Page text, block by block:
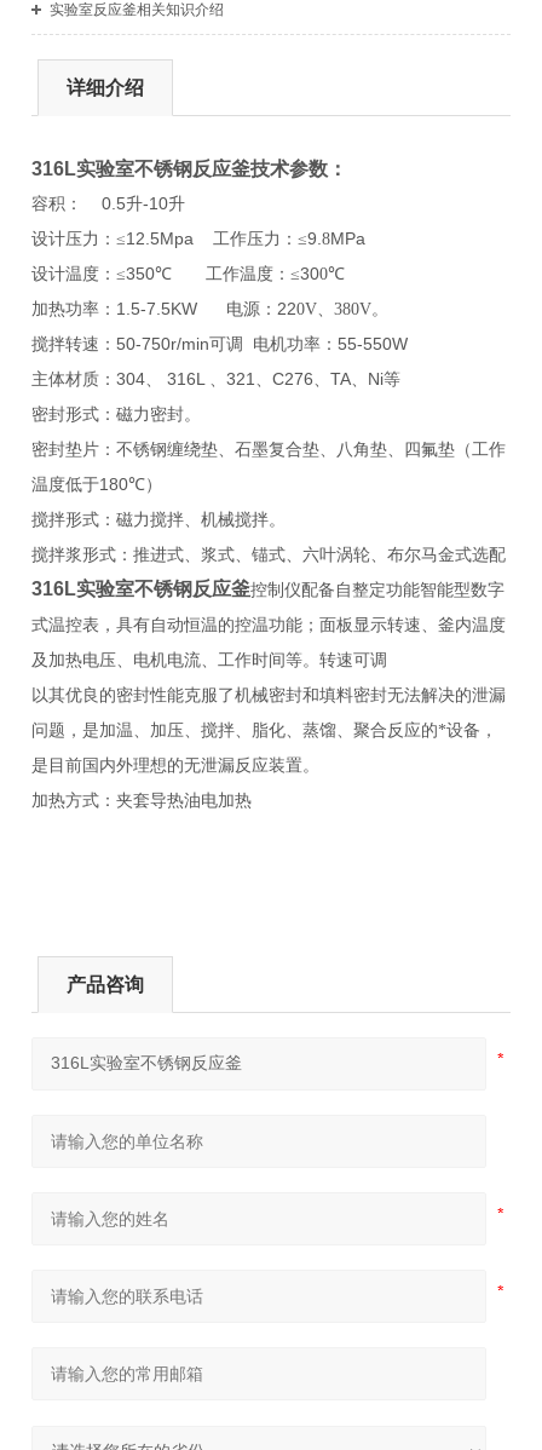
实验室反应釜相关知识介绍
详细介绍
316L实验室不锈钢反应釜技术参数：
容积： 0.5升-10升
设计压力：≤12.5Mpa工作压力：≤9.8MPa
设计温度：≤350℃ 工作温度：≤300℃
加热功率： 1.5-7.5KW 电源：220V、380V。
搅拌转速：50-750r/min可调 电机功率：55-550W
主体材质：304、 316L 、321、C276、TA、 Ni等
密封形式：磁力密封。
密封垫片：不锈钢缠绕垫、石墨复合垫、八角垫、四氟垫（工作
温度低于180℃）
搅拌形式：磁力搅拌、机械搅拌。
搅拌浆形式：推进式、浆式、锚式、六叶涡轮、布尔马金式选配
316L实验室不锈钢反应釜控制仪配备自整定功能智能型数字
式温控表，具有自动恒温的控温功能；面板显示转速、釜内温度
及加热电压、电机电流、工作时间等。转速可调
以其优良的密封性能克服了机械密封和填料密封无法解决的泄漏
问题，是加温、加压、搅拌、脂化、蒸馏、聚合反应的*设备，
是目前国内外理想的无泄漏反应装置。
加热方式：夹套导热油电加热
产品咨询